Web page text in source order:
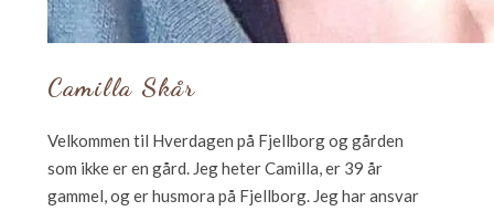
Camilla Skår
Velkommen til Hverdagen på Fjellborg og gården
som ikke er en gård. Jeg heter Camilla, er 39 år
gammel, og er husmora på Fjellborg. Jeg har ansvar